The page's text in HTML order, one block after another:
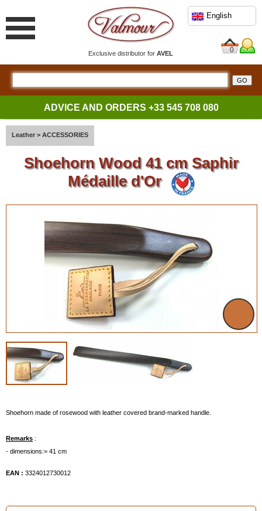
Exclusive distributor forAVEL
English
0
ADVICE AND ORDERS +33 545 708 080
Leather > ACCESSORIES
Shoehorn Wood 41 cm Saphir
Médaille d'Or
Shoehorn made of rosewood with leather covered brand-marked handle.
Remarks :
- dimensions:= 41 cm
EAN : 3324012730012